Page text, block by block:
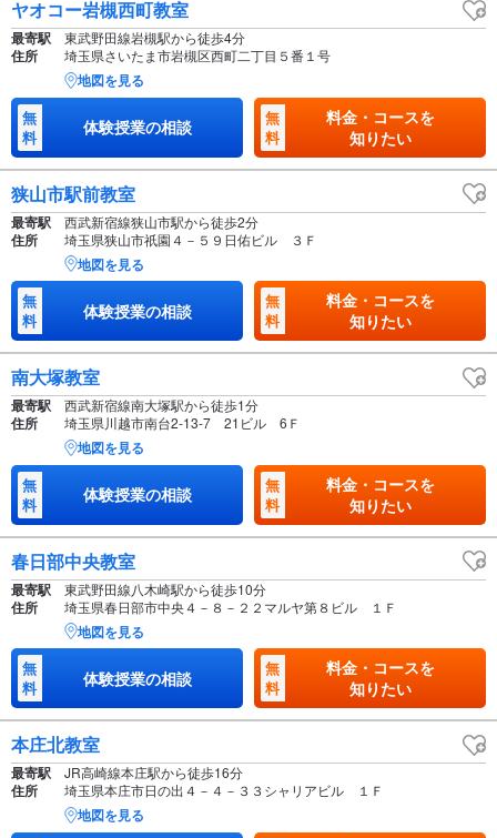
ヤオコー岩槻西町教室
最寄駅 東武野田線岩槻駅から徒歩4分
住所 埼玉県さいたま市岩槻区西町二丁目５番１号
地図を見る
無
料
体験授業の相談
無
料
料金・コースを
知りたい
狭山市駅前教室
最寄駅 西武新宿線狭山市駅から徒歩2分
住所 埼玉県狭山市祇園４－５９日佑ビル ３Ｆ
地図を見る
無
料
体験授業の相談
無
料
料金・コースを
知りたい
南大塚教室
最寄駅 西武新宿線南大塚駅から徒歩1分
住所 埼玉県川越市南台2-13-7 21ビル 6Ｆ
地図を見る
無
料
体験授業の相談
無
料
料金・コースを
知りたい
春日部中央教室
最寄駅 東武野田線八木崎駅から徒歩10分
住所 埼玉県春日部市中央４－８－２２マルヤ第８ビル １Ｆ
地図を見る
無
料
体験授業の相談
無
料
料金・コースを
知りたい
本庄北教室
最寄駅 JR高崎線本庄駅から徒歩16分
住所 埼玉県本庄市日の出４－４－３３シャリアビル １Ｆ
地図を見る